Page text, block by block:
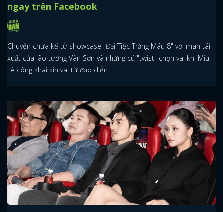
ngay trên Facebook
Chuyện chưa kể từ showcase "Đại Tiệc Trăng Máu 8" với màn tái
xuất của lão tướng Vân Sơn và những cú "twist" chọn vai khi Miu
Lê công khai xin vai từ đạo diễn.